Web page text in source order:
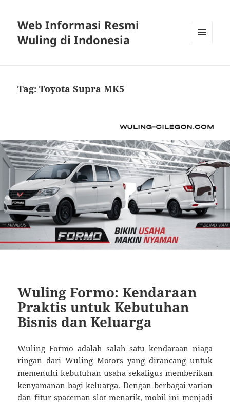
Web Informasi Resmi
Wuling di Indonesia
Tag:Toyota Supra MK5
Wuling Formo: Kendaraan
Praktis untuk Kebutuhan
Bisnis dan Keluarga
Wuling Formo adalah salah satu kendaraan niaga
ringan dari Wuling Motors yang dirancang untuk
memenuhi kebutuhan usaha sekaligus memberikan
kenyamanan bagi keluarga. Dengan berbagai varian
dan fitur spaceman slotmenarik, mobil ini menjadi